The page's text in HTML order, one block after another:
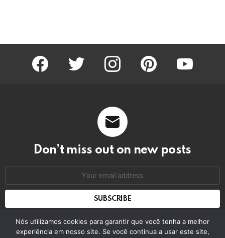
facebook twitter instagram pinterest youtube
Don’t miss out on new posts
Nós utilizamos cookies para garantir que você tenha a melhor
experiência em nosso site. Se você continua a usar este site,